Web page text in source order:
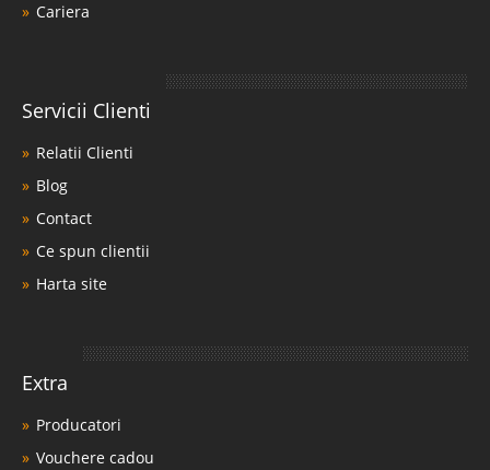
Cariera
Servicii Clienti
Relatii Clienti
Blog
Contact
Ce spun clientii
Harta site
Extra
Producatori
Vouchere cadou